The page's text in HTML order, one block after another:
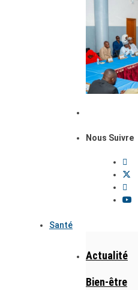
Nous Suivre
Santé
Actualité
Bien-être